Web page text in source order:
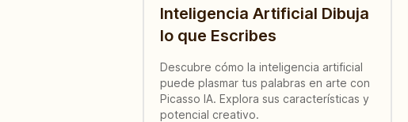
Inteligencia Artificial Dibuja
lo que Escribes
Descubre cómo la inteligencia artificial
puede plasmar tus palabras en arte con
Picasso IA. Explora sus características y
potencial creativo.